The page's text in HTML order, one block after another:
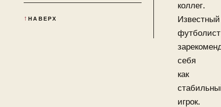
НАВЕРХ
коллег.
Известный
футболист
себя
как
игрок.